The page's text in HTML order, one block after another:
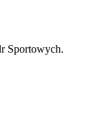
Sportowych.